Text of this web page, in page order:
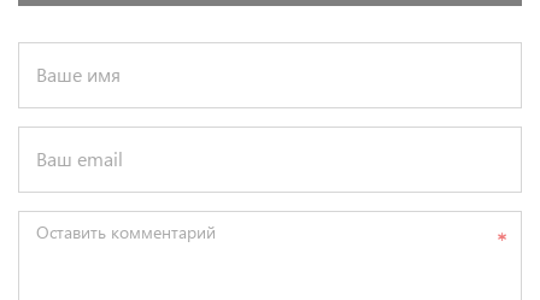
Ваше имя
Ваш email
Оставить комментарий